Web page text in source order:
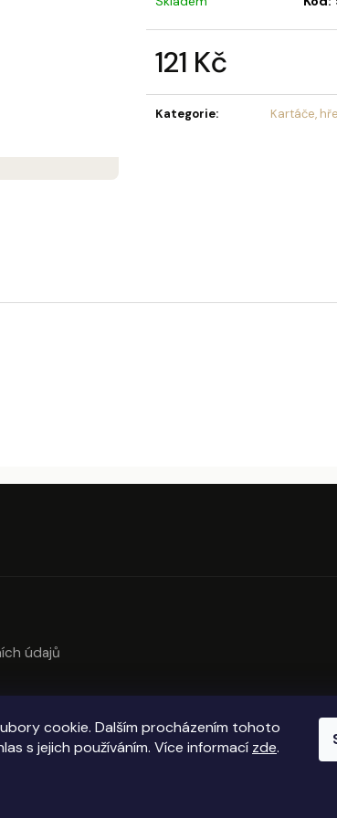
cookie. Dalším procházením tohoto
s jejich používáním. Více informací zde.
121 Kč
Kategorie: Kartáče,
LAURA
MIST KARTÁČ
údajů